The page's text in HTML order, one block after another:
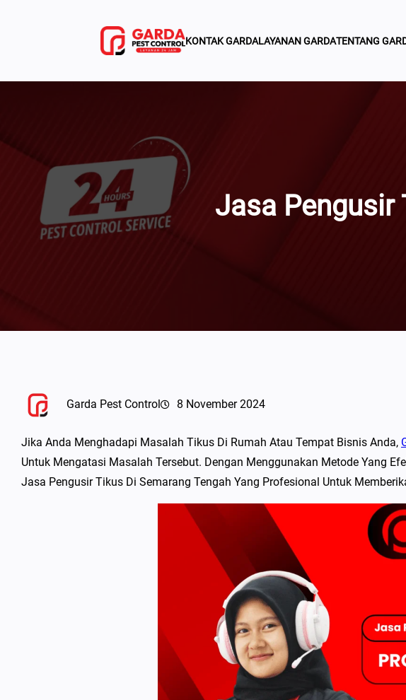
KONTAK GARDALAYANAN GARDATENTANG
Jasa Pengusir
Garda Pest Control 8 November 2024
Jika Anda Menghadapi Masalah Tikus Di Rumah Atau Tempat Bisnis Anda,
Untuk Mengatasi Masalah Tersebut. Dengan Menggunakan Metode Yang
Jasa Pengusir Tikus Di Semarang Tengah Yang Profesional Untuk